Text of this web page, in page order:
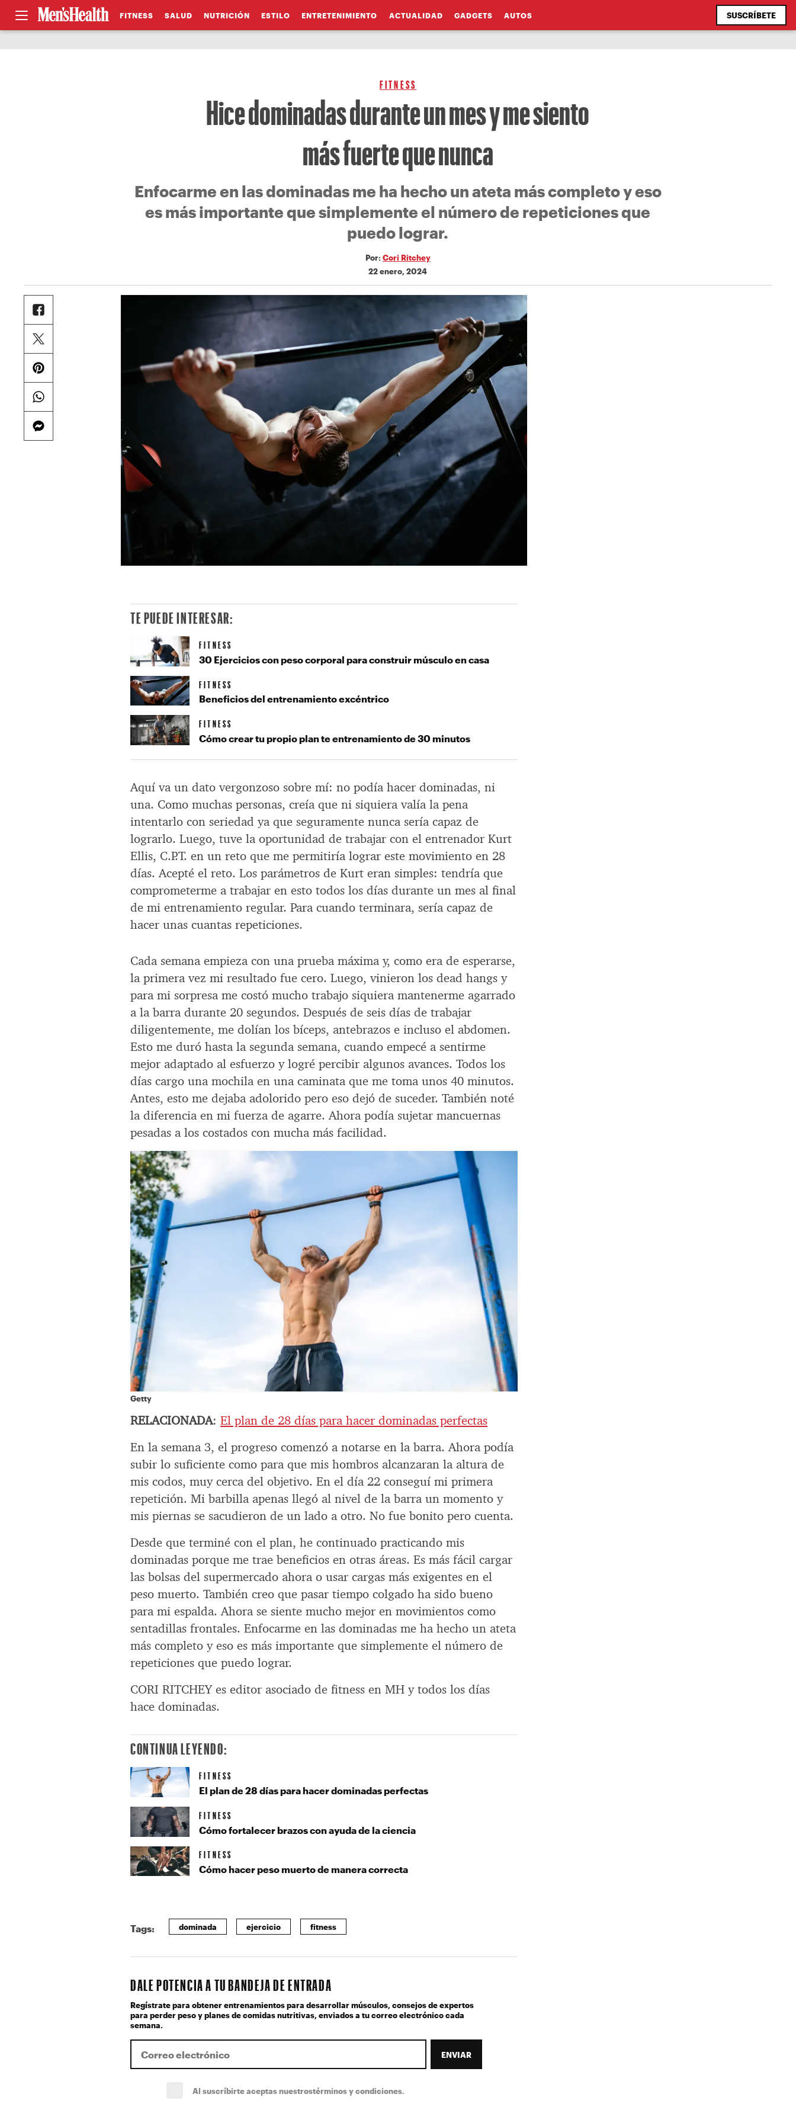
FITNESS SALUD NUTRICIÓN ESTILO ENTRETENIMIENTO ACTUALIDAD GADGETS AUTOS SUSCRÍBETE
FITNESS
Hice dominadas durante un mes y me siento
más fuerte que nunca
Enfocarme en las dominadas me ha hecho un ateta más completo y eso
es más importante que simplemente el número de repeticiones que
puedo lograr.
Por: Cori Ritchey
22 enero, 2024
Aquí va un dato vergonzoso sobre mí: no podía hacer dominadas, ni
una. Como muchas personas, creía que ni siquiera valía la pena
intentarlo con seriedad ya que seguramente nunca sería capaz de
lograrlo. Luego, tuve la oportunidad de trabajar con el entrenador Kurt
Ellis, C.P.T. en un reto que me permitiría lograr este movimiento en 28
días. Acepté el reto. Los parámetros de Kurt eran simples: tendría que
comprometerme a trabajar en esto todos los días durante un mes al final
de mi entrenamiento regular. Para cuando terminara, sería capaz de
hacer unas cuantas repeticiones.
Cada semana empieza con una prueba máxima y, como era de esperarse,
la primera vez mi resultado fue cero. Luego, vinieron los dead hangs y
para mi sorpresa me costó mucho trabajo siquiera mantenerme agarrado
a la barra durante 20 segundos. Después de seis días de trabajar
diligentemente, me dolían los bíceps, antebrazos e incluso el abdomen.
Esto me duró hasta la segunda semana, cuando empecé a sentirme
mejor adaptado al esfuerzo y logré percibir algunos avances. Todos los
días cargo una mochila en una caminata que me toma unos 40 minutos.
Antes, esto me dejaba adolorido pero eso dejó de suceder. También noté
la diferencia en mi fuerza de agarre. Ahora podía sujetar mancuernas
pesadas a los costados con mucha más facilidad.
Getty
RELACIONADA:El plan de 28 días para hacer dominadas perfectas
En la semana 3, el progreso comenzó a notarse en la barra. Ahora podía
subir lo suficiente como para que mis hombros alcanzaran la altura de
mis codos, muy cerca del objetivo. En el día 22 conseguí mi primera
repetición. Mi barbilla apenas llegó al nivel de la barra un momento y
mis piernas se sacudieron de un lado a otro. No fue bonito pero cuenta.
Desde que terminé con el plan, he continuado practicando mis
dominadas porque me trae beneficios en otras áreas. Es más fácil cargar
las bolsas del supermercado ahora o usar cargas más exigentes en el
peso muerto. También creo que pasar tiempo colgado ha sido bueno
para mi espalda. Ahora se siente mucho mejor en movimientos como
sentadillas frontales. Enfocarme en las dominadas me ha hecho un ateta
más completo y eso es más importante que simplemente el número de
repeticiones que puedo lograr.
CORI RITCHEY es editor asociado de fitness en MH y todos los días
hace dominadas.
TE PUEDE INTERESAR:
FITNESS
30 Ejercicios con peso corporal para construir músculo en casa
FITNESS
Beneficios del entrenamiento excéntrico
FITNESS
Cómo crear tu propio plan te entrenamiento de 30 minutos
CONTINUA LEYENDO:
FITNESS
El plan de 28 días para hacer dominadas perfectas
FITNESS
Cómo fortalecer brazos con ayuda de la ciencia
FITNESS
Cómo hacer peso muerto de manera correcta
Tags: dominada ejercicio fitness
DALE POTENCIA A TU BANDEJA DE ENTRADA
Regístrate para obtener entrenamientos para desarrollar músculos, consejos de expertos
para perder peso y planes de comidas nutritivas, enviados a tu correo electrónico cada
semana.
ENVIAR
Al suscríbirte aceptas nuestrostérminos y condiciones.